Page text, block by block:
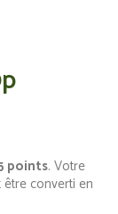
points. Votre
converti en